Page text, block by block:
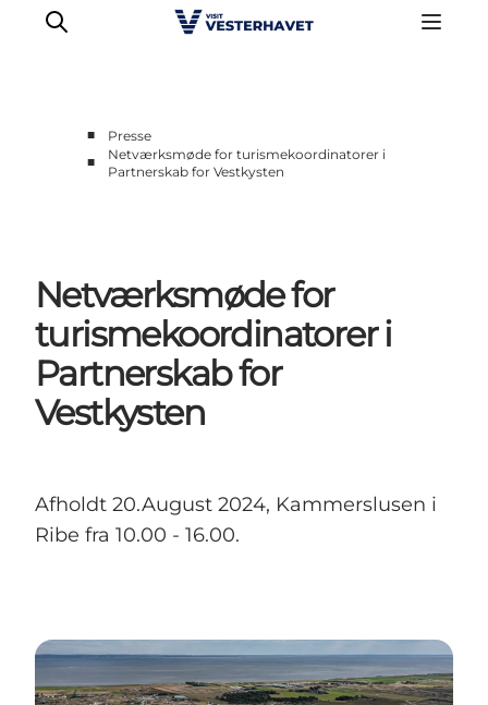
Erhvervsside
Medlemskab
Nyheder
Om os
■
Presse
■
Netværksmøde for turismekoordinatorer i
Partnerskab for Vestkysten
Netværksmøde for
turismekoordinatorer i
Partnerskab for
Vestkysten
Afholdt 20.August 2024, Kammerslusen i
Ribe fra 10.00 - 16.00.